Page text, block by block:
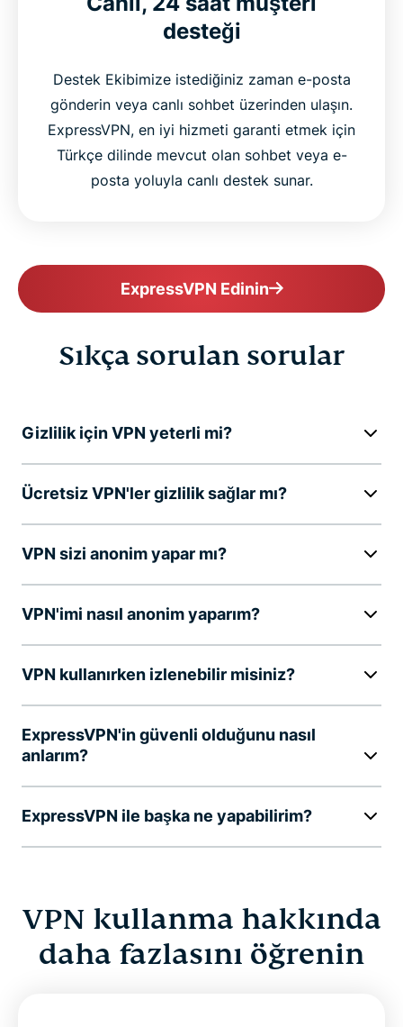
desteği
Destek Ekibimize istediğiniz zaman e-posta
gönderin veya canlı sohbet üzerinden ulaşın.
ExpressVPN, en iyi hizmeti garanti etmek için
Türkçe dilinde mevcut olan sohbet veya e-
posta yoluyla canlı destek sunar.
ExpressVPN Edinin
Sıkça sorulan sorular
Gizlilik için VPN yeterli mi?
Ücretsiz VPN'ler gizlilik sağlar mı?
VPN sizi anonim yapar mı?
VPN'imi nasıl anonim yaparım?
VPN kullanırken izlenebilir misiniz?
ExpressVPN'in güvenli olduğunu nasıl
anlarım?
ExpressVPN ile başka ne yapabilirim?
VPN kullanma hakkında
daha fazlasını öğrenin